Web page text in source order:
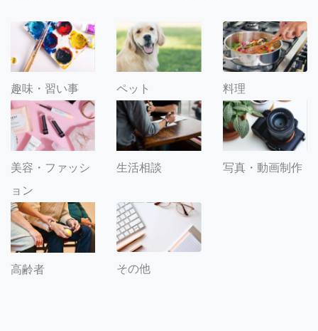
趣味・習い事 ペット 料理
美容・ファッシ
ョン
生活相談 写真・動画制作
高齢者 その他